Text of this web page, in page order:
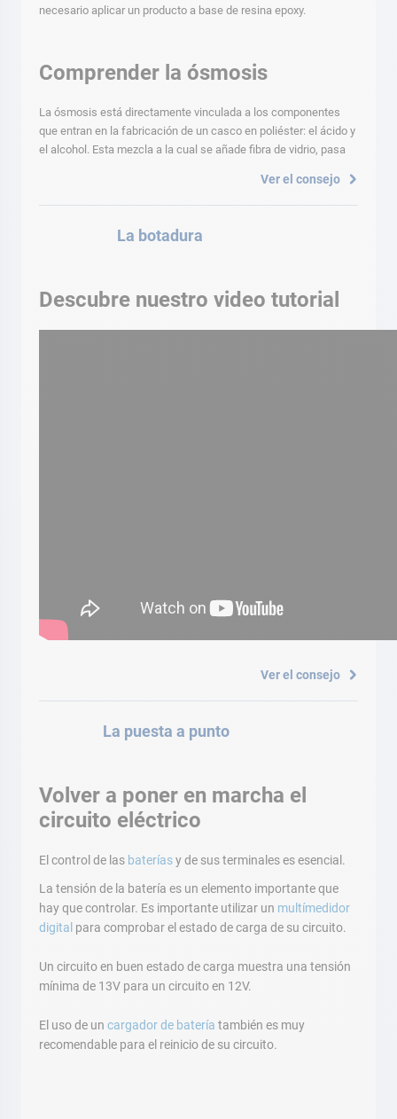
necesario aplicar un producto a base de resina epoxy.
Comprender la ósmosis
La ósmosis está directamente vinculada a los componentes
que entran en la fabricación de un casco en poliéster: el ácido y
el alcohol. Esta mezcla a la cual se añade fibra de vidrio, pasa
Ver el consejo
La botadura
Descubre nuestro video tutorial
Ver el consejo
La puesta a punto
Volver a poner en marcha el
circuito eléctrico
El control de las bateríasy de sus terminales es esencial.
La tensión de la batería es un elemento importante que
hay que controlar. Es importante utilizar un multímedidor
digital para comprobar el estado de carga de su circuito.
Un circuito en buen estado de carga muestra una tensión
mínima de 13V para un circuito en 12V.
El uso de un cargador de batería también es muy
recomendable para el reinicio de su circuito.